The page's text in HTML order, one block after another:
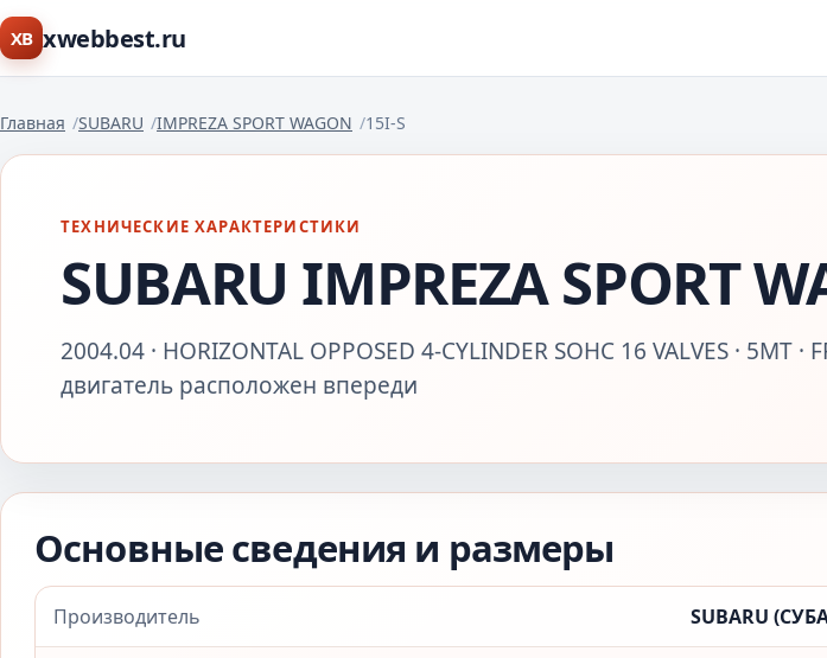
XB xwebbest.ru
Главная SUBARU IMPREZA SPORT WAGON 15I-S
ТЕХНИЧЕСКИЕ ХАРАКТЕРИСТИКИ
SUBARU IMPREZA SPORT
2004.04 · HORIZONTAL OPPOSED 4-CYLINDER SOHC 16 VALVES · 5MT
двигатель расположен впереди
Основные сведения и размеры
Производитель SUBARU